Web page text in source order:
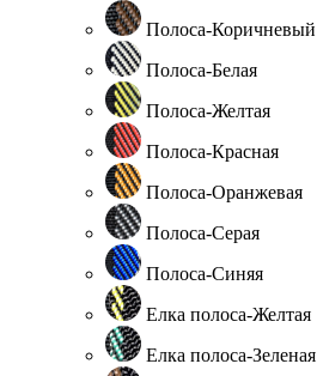
Полоса-Коричневый
Полоса-Белая
Полоса-Желтая
Полоса-Красная
Полоса-Оранжевая
Полоса-Серая
Полоса-Синяя
Елка полоса-Желтая
Елка полоса-Зеленая